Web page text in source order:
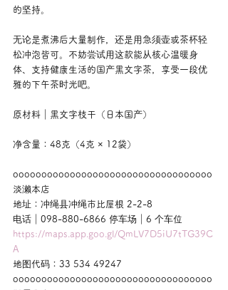
的坚持。
无论是煮沸后大量制作，还是用急须壶或茶杯轻
松冲泡皆可。不妨尝试用这款能从核心温暖身
体、支持健康生活的国产黑文字茶，享受一段优
雅的下午茶时光吧。
原材料｜黑文字枝干（日本国产）
净含量：48克（4克 × 12袋）
ooooooooooooooooooooooooooooooooooo
淡濑本店
地址：冲绳县冲绳市比屋根 2-2-8
电话｜098-880-6866 停车场｜6 个车位
https://maps.app.goo.gl/QmLV7D5iU7tTG39C
A
地图代码：33 534 49247
ooooooooooooooooooooooooooooooooooo